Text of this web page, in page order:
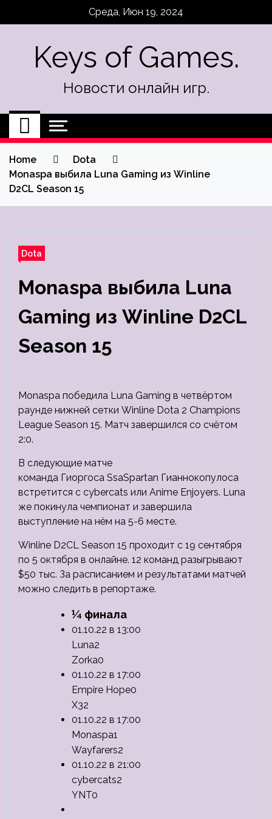
Среда, Июн 19, 2024
Keys of Games.
Новости онлайн игр.
Home
Dota
Monaspa выбила Luna Gaming из Winline
D2CL Season 15
Dota
Monaspa выбила Luna
Gaming из Winline D2CL
Season 15
Monaspa победила Luna Gaming в четвёртом
раунде нижней сетки Winline Dota 2 Champions
League Season 15. Матч завершился со счётом
2:0.
В следующие матче
команда Гиоргоса SsaSpartan Гианнокопулоса
встретится с cybercats или Anime Enjoyers. Luna
же покинула чемпионат и завершила
выступление на нём на 5-6 месте.
Winline D2CL Season 15 проходит с 19 сентября
по 5 октября в онлайне. 12 команд разыгрывают
$50 тыс. За расписанием и результатами матчей
можно следить в репортаже.
¼ финала
01.10.22 в 13:00
Luna2
Zorka0
01.10.22 в 17:00
Empire Hope0
X32
01.10.22 в 17:00
Monaspa1
Wayfarers2
01.10.22 в 21:00
cybercats2
YNT0